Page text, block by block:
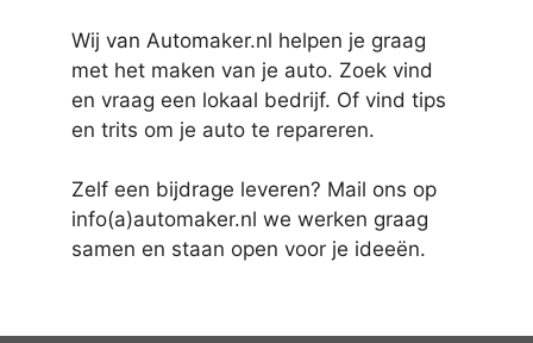
Wij van Automaker.nl helpen je graag
met het maken van je auto. Zoek vind
en vraag een lokaal bedrijf. Of vind tips
en trits om je auto te repareren.
Zelf een bijdrage leveren? Mail ons op
info(a)automaker.nl we werken graag
samen en staan open voor je ideeën.